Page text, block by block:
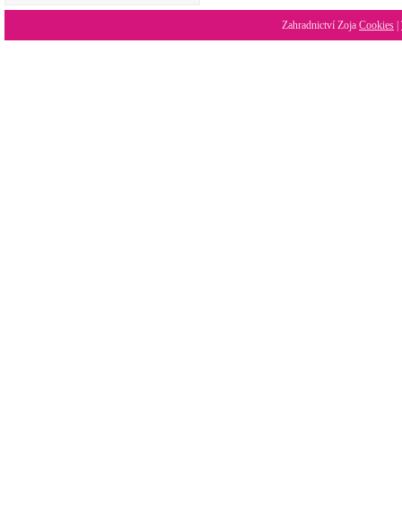
Zahradnictví Zoja Cookies